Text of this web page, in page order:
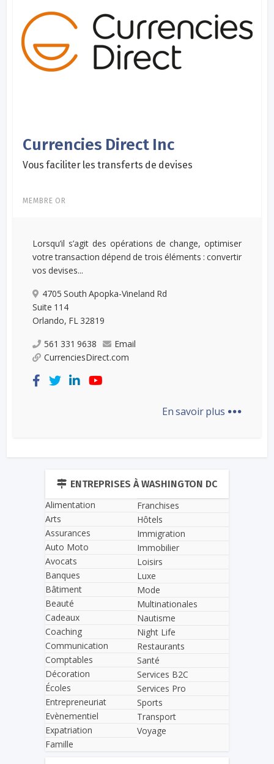
Currencies Direct Inc
Vous faciliter les transferts de devises
MEMBRE OR
Lorsqu’il s’agit des opérations de change, optimiser
votre transaction dépend de trois éléments : convertir
vos devises...
4705 South Apopka-Vineland Rd
Suite 114
Orlando, FL 32819​
561 331 9638
Email
CurrenciesDirect.com
En savoir plus ...
ENTREPRISES À WASHINGTON DC
Alimentation
Arts
Assurances
Auto Moto
Avocats
Banques
Bâtiment
Beauté
Cadeaux
Coaching
Communication
Comptables
Décoration
Écoles
Entrepreneuriat
Evènementiel
Expatriation
Famille
Franchises
Hôtels
Immigration
Immobilier
Loisirs
Luxe
Mode
Multinationales
Nautisme
Night Life
Restaurants
Santé
Services B2C
Services Pro
Sports
Transport
Voyage